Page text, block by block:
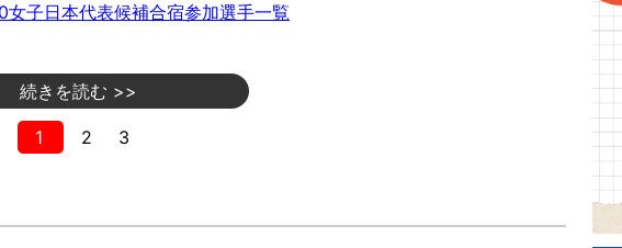
子日本代表候補合宿参加選手一覧
続きを読む >>
1 2 3